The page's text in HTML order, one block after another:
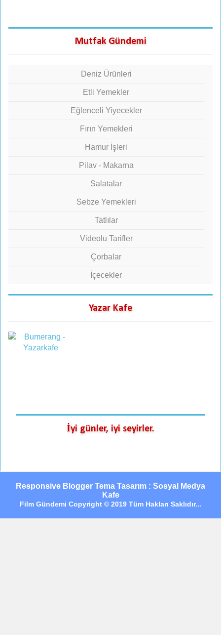
Mutfak Gündemi
Deniz Ürünleri
Etli Yemekler
Eğlenceli Yiyecekler
Fırın Yemekleri
Hamur İşleri
Pilav - Makarna
Salatalar
Sebze Yemekleri
Tatlılar
Videolu Tarifler
Çorbalar
İçecekler
Yazar Kafe
İyi günler, iyi seyirler.
Responsive Blogger Tema Tasarım : Sosyal Medya
Kafe
Film Gündemi Copyright © 2019 Tüm Hakları Saklıdır...